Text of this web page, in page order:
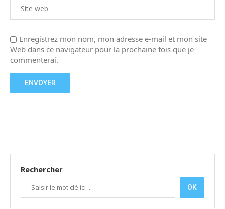
Enregistrez mon nom, mon adresse e-mail et mon site
Web dans ce navigateur pour la prochaine fois que je
commenterai.
Rechercher
OK